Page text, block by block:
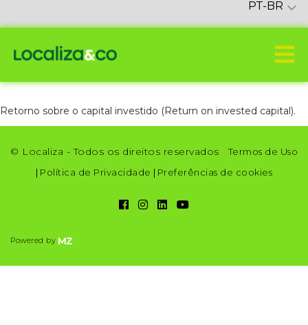
PT-BR
Retorno sobre o capital investido (Return on invested capital).
© Localiza - Todos os direitos reservados
Termos de Uso
| Política de Privacidade | Preferências de cookies
Powered by